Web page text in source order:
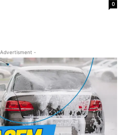
0
-